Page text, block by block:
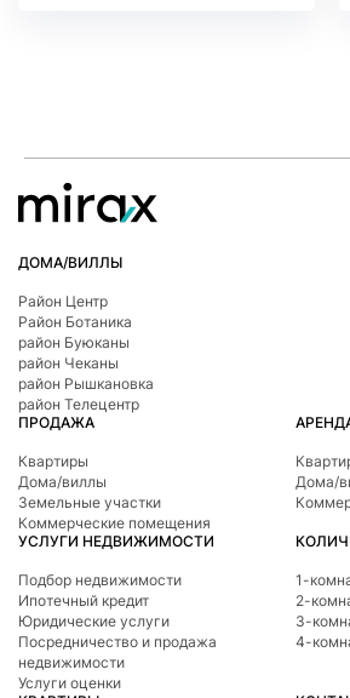
ДОМА/ВИЛЛЫ
Район Центр
Район Ботаникa
район Буюканы
район Чеканы
район Рышкановка
район Телецентр
ПРОДАЖА
Квартиры
Дома/виллы
Земельные участки
Коммерческие помещения
Дома/
УСЛУГИ НЕДВИЖИМОСТИ
Подбор недвижимости
Ипотечный кредит
Юридические услуги
Посредничество и продажа
недвижимости
Услуги оценки
1-
2-
3-
4-